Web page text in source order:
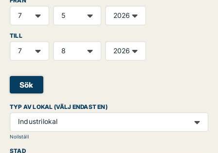
TILL
Sök
TYP AV LOKAL (VÄLJ ENDAST EN)
Industrilokal
Nollställ
STAD